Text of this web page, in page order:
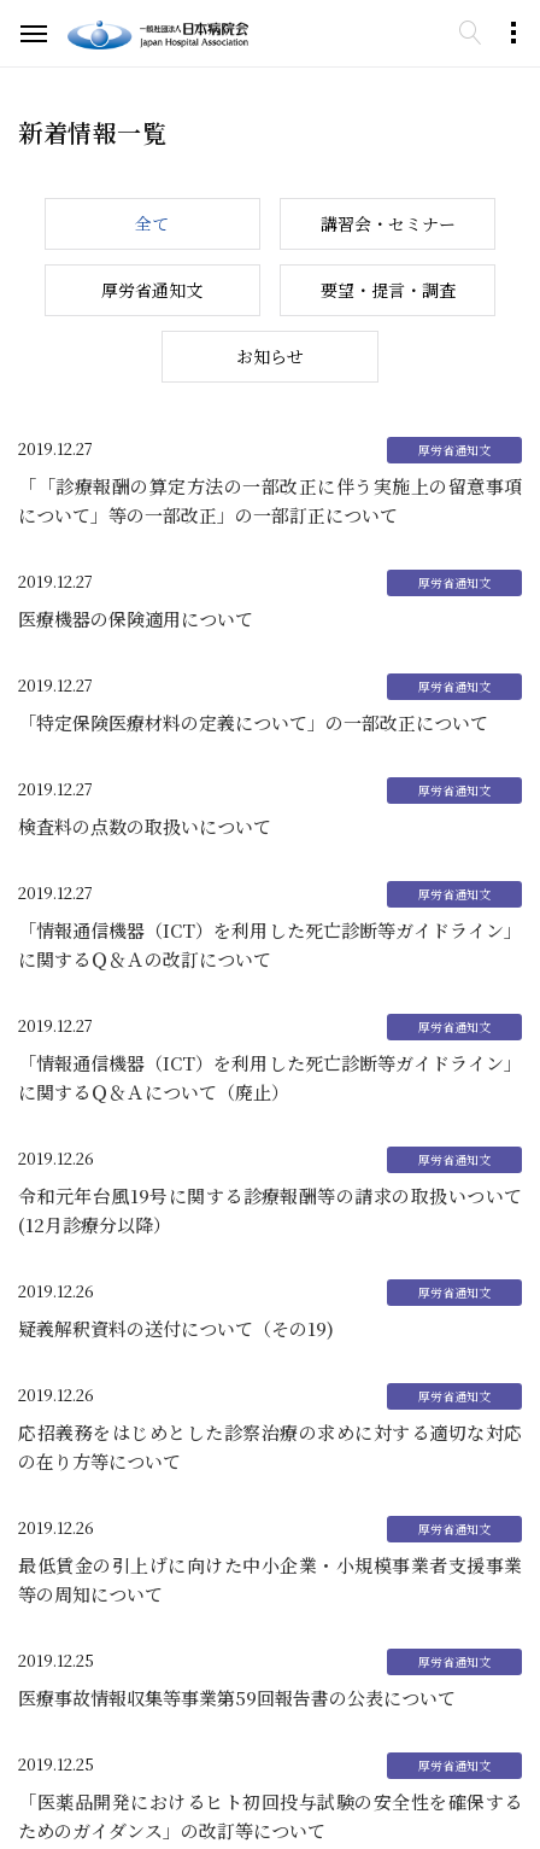
新着情報一覧
全て 講習会・セミナー
厚労省通知文 要望・提言・調査
お知らせ
2019.12.27
「「診療報酬の算定方法の一部改正に伴う実施上の留意事項
について」等の一部改正」の一部訂正について
2019.12.27
医療機器の保険適用について
2019.12.27
「特定保険医療材料の定義について」の一部改正について
2019.12.27
検査料の点数の取扱いについて
2019.12.27
「情報通信機器（ICT）を利用した死亡診断等ガイドライン」
に関するＱ＆Ａの改訂について
2019.12.27
「情報通信機器（ICT）を利用した死亡診断等ガイドライン」
に関するＱ＆Ａについて（廃止）
2019.12.26
令和元年台風19号に関する診療報酬等の請求の取扱いついて
(12月診療分以降）
2019.12.26
疑義解釈資料の送付について（その19)
2019.12.26
応招義務をはじめとした診察治療の求めに対する適切な対応
の在り方等について
2019.12.26
最低賃金の引上げに向けた中小企業・小規模事業者支援事業
等の周知について
2019.12.25
医療事故情報収集等事業第59回報告書の公表について
2019.12.25
「医薬品開発におけるヒト初回投与試験の安全性を確保する
ためのガイダンス」の改訂等について